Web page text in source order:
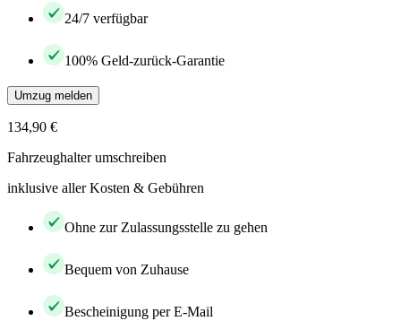
24/7 verfügbar
100% Geld-zurück-Garantie
Umzug melden
134,90 €
Fahrzeughalter umschreiben
inklusive aller Kosten & Gebühren
Ohne zur Zulassungsstelle zu gehen
Bequem von Zuhause
Bescheinigung per E-Mail